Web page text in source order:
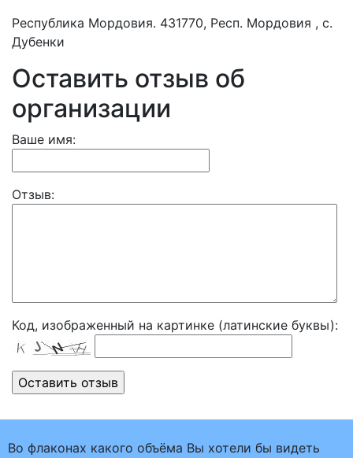
Республика Мордовия. 431770, Респ. Мордовия , с.
Дубенки
Оставить отзыв об
организации
Ваше имя:
Отзыв:
Код, изображенный на картинке (латинские буквы):
Во флаконах какого объёма Вы хотели бы видеть